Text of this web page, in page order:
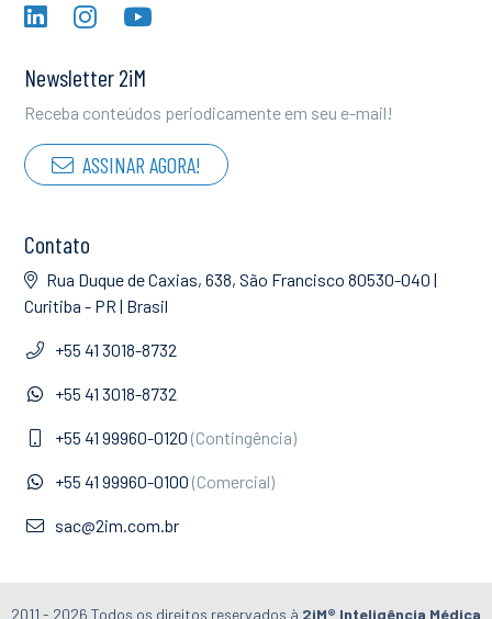
Newsletter 2iM
Receba conteúdos periodicamente em seu e-mail!
ASSINAR AGORA!
Contato
Rua Duque de Caxias, 638, São Francisco 80530-040 |
Curitiba - PR | Brasil
+55 41 3018-8732
+55 41 3018-8732
+55 41 99960-0120(Contingência)
+55 41 99960-0100(Comercial)
sac@2im.com.br
2011 - 2026 Todos os direitos reservados à 2iM® Inteligência Médica